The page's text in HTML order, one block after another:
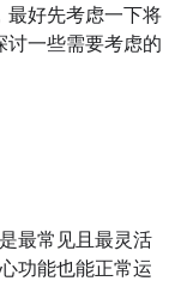
最好先考虑一下将
讨一些需要考虑的
是最常见且最灵活
功能也能正常运